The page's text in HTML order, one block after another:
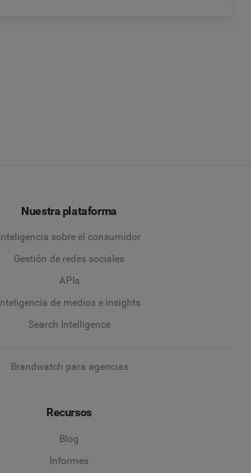
Nuestra plataforma
Inteligencia sobre el consumidor
Gestión de redes sociales
APIs
Inteligencia de medios e insights
Search Intelligence
Brandwatch para agencias
Recursos
Blog
Informes